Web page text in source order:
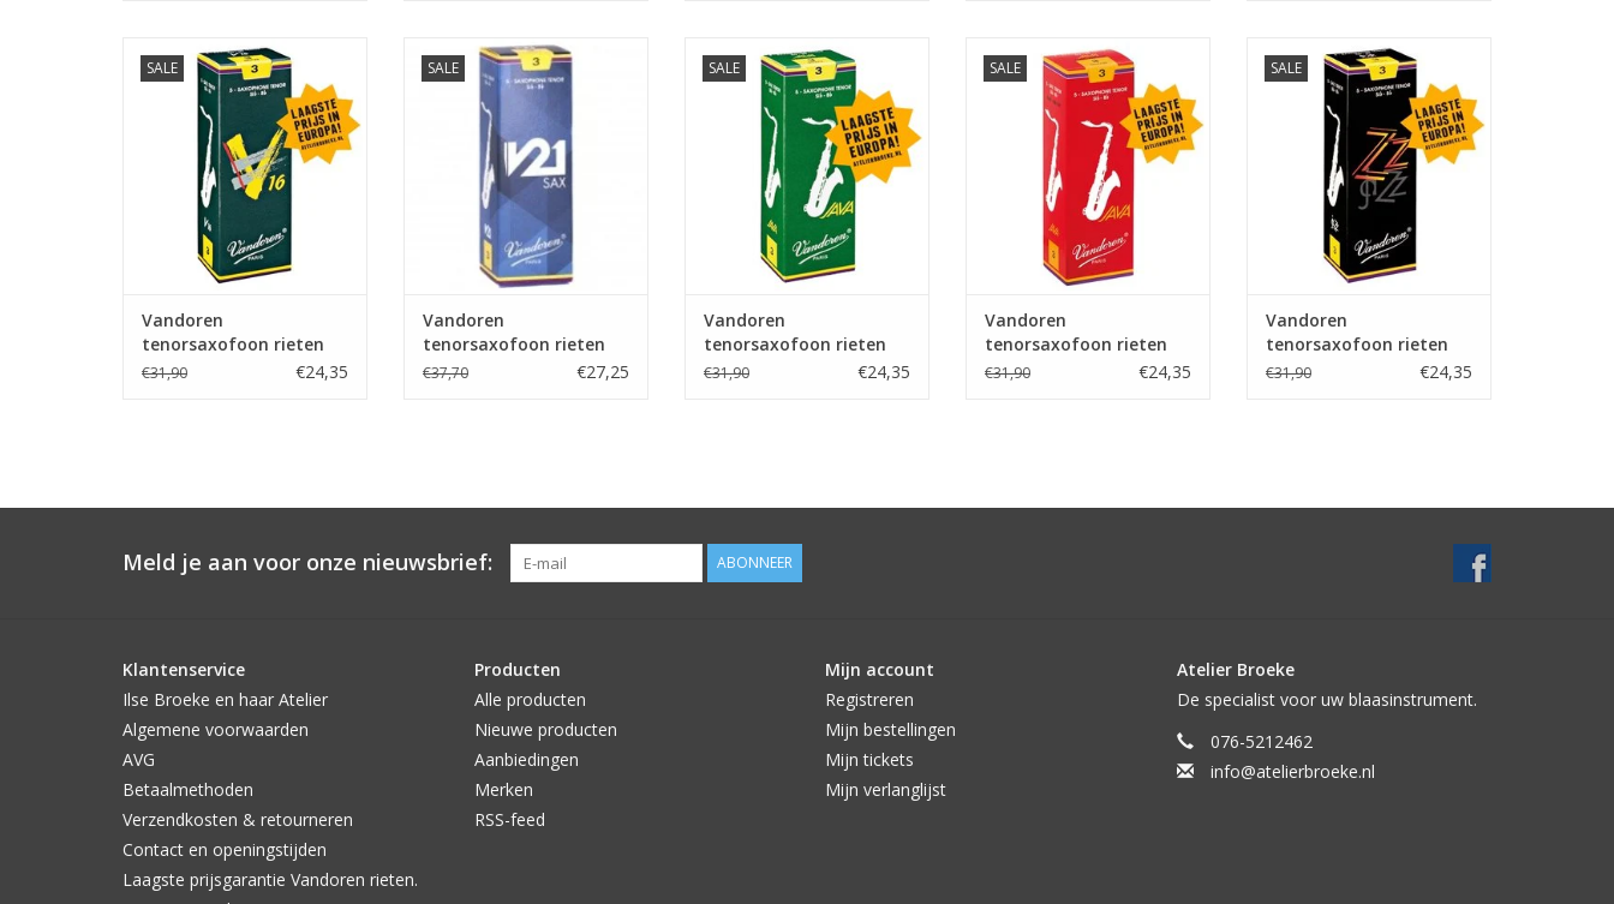
SALE
Vandoren tenorsaxofoon rieten
V16
Vandoren
tenorsaxofoon rieten
V16
€31,90 €24,35
SALE
Vandoren tenorsaxofoon rieten
V21
Vandoren
tenorsaxofoon rieten
V21
€37,70 €27,25
SALE
Vandoren tenorsaxofoon rieten
Java
Vandoren
tenorsaxofoon rieten
Java
€31,90 €24,35
SALE
Vandoren tenorsaxofoon rieten
Java Red
Vandoren
tenorsaxofoon rieten
Java Red
€31,90 €24,35
SALE
Vandoren tenorsaxofoon rieten
Jazz
Vandoren
tenorsaxofoon rieten
Jazz
€31,90 €24,35
Meld je aan voor onze nieuwsbrief: ABONNEER
Klantenservice
Ilse Broeke en haar Atelier
Algemene voorwaarden
AVG
Betaalmethoden
Verzendkosten & retourneren
Contact en openingstijden
Laagste prijsgarantie Vandoren rieten.
Producten
Alle producten
Nieuwe producten
Aanbiedingen
Merken
RSS-feed
Mijn account
Registreren
Mijn bestellingen
Mijn tickets
Mijn verlanglijst
Atelier Broeke
De specialist voor uw blaasinstrument.
076-5212462
info@atelierbroeke.nl